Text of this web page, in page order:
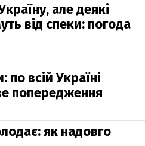
але деякі
від спеки: погода
по всій Україні
попередження
як надовго